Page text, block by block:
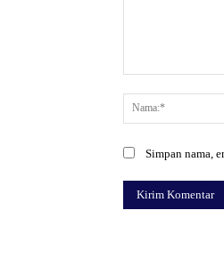
Simpan nama,